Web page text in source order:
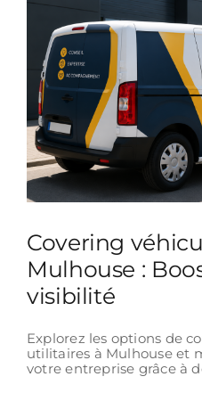
Covering
Mulhouse :
visibilité
Explorez les options de
utilitaires à Mulhouse et
votre entreprise grâce à